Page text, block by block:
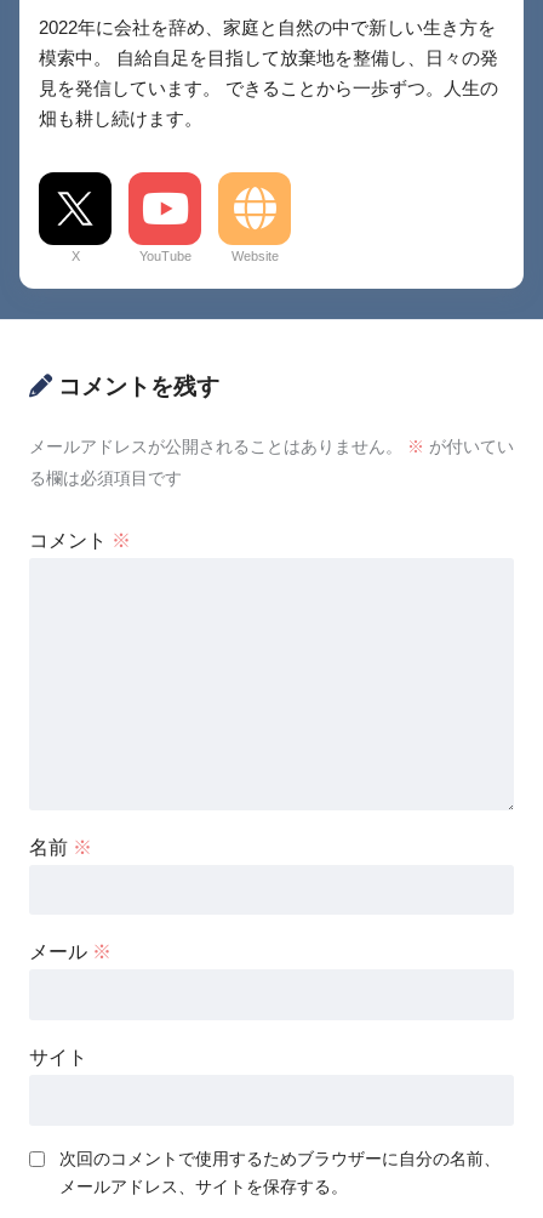
2022年に会社を辞め、家庭と自然の中で新しい生き方を
模索中。 自給自足を目指して放棄地を整備し、日々の発
見を発信しています。 できることから一歩ずつ。人生の
畑も耕し続けます。
X YouTube Website
コメントを残す
メールアドレスが公開されることはありません。 ※ が付いてい
る欄は必須項目です
コメント ※
名前 ※
メール ※
サイト
次回のコメントで使用するためブラウザーに自分の名前、
メールアドレス、サイトを保存する。